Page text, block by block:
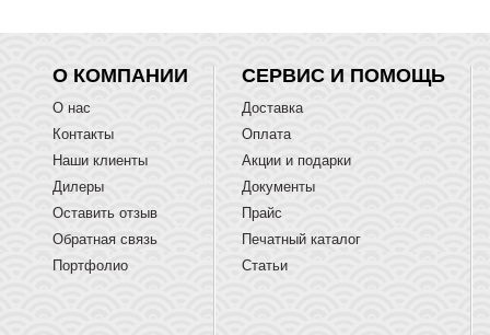
О КОМПАНИИ
О нас
Контакты
Наши клиенты
Дилеры
Оставить отзыв
Обратная связь
Портфолио
СЕРВИС И ПОМОЩЬ
Доставка
Оплата
Акции и подарки
Документы
Прайс
Печатный каталог
Статьи